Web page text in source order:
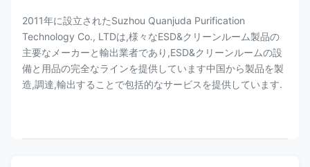
2011年に設立されたSuzhou Quanjuda Purification
Technology Co., LTDは,様々なESD&クリーンルーム製品の
主要なメーカーと輸出業者であり,ESD&クリーンルームの設
備と用品の完全なラインを提供しています中国から製品を製
造,調達,輸出することで包括的なサービスを提供しています.